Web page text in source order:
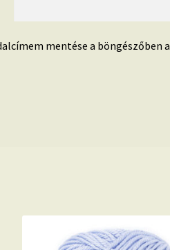
mentése a böngészőben a